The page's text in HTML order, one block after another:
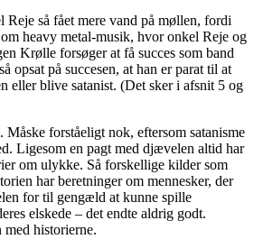
Reje så fået mere vand på møllen, fordi
om heavy metal-musik, hvor onkel Reje og
Krølle forsøger at få succes som band
opsat på succesen, at han er parat til at
eller blive satanist. (Det sker i afsnit 5 og
forståeligt nok, eftersom satanisme
Ligesom en pagt med djævelen altid har
om ulykke. Så forskellige kilder som
har beretninger om mennesker, der
for til gengæld at kunne spille
elskede – det endte aldrig godt.
historierne.